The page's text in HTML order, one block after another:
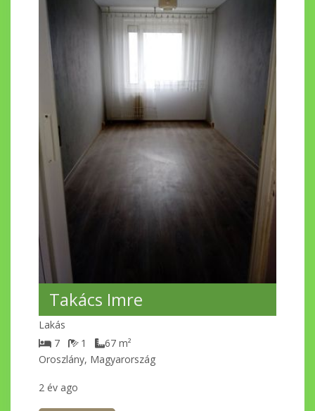
Lakás
Takács Imre
Oroszlány, Magyarország
7 1 67 m²
2 év ago